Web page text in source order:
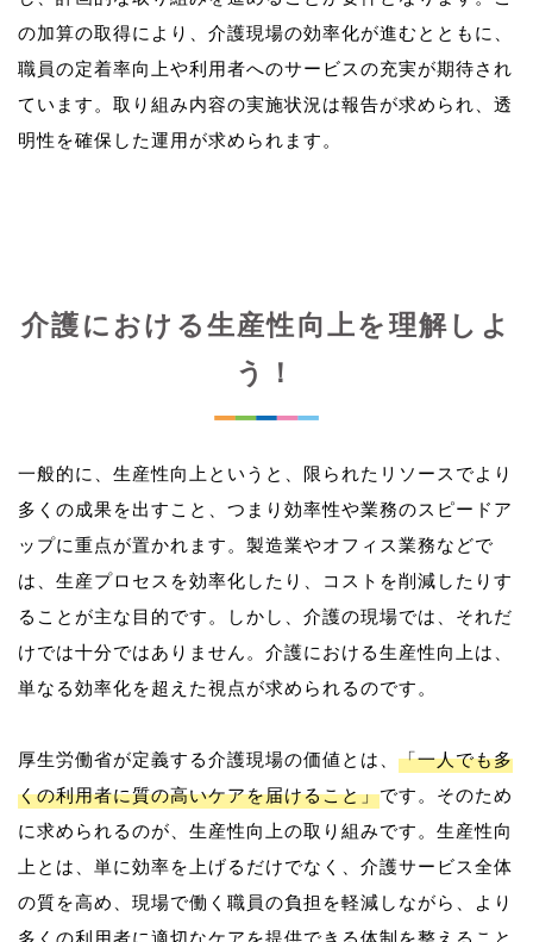
の加算の取得により、介護現場の効率化が進むとともに、
職員の定着率向上や利用者へのサービスの充実が期待され
ています。取り組み内容の実施状況は報告が求められ、透
介護における生産性向上を理解しよ
う！
一般的に、生産性向上というと、限られたリソースでより
多くの成果を出すこと、つまり効率性や業務のスピードア
ップに重点が置かれます。製造業やオフィス業務などで
は、生産プロセスを効率化したり、コストを削減したりす
ることが主な目的です。しかし、介護の現場では、それだ
けでは十分ではありません。介護における生産性向上は、
単なる効率化を超えた視点が求められるのです。
厚生労働省が定義する介護現場の価値とは、 「一人でも多
くの利用者に質の高いケアを届けること」です。そのため
に求められるのが、生産性向上の取り組みです。生産性向
上とは、単に効率を上げるだけでなく、介護サービス全体
の質を高め、現場で働く職員の負担を軽減しながら、より
多くの利用者に適切なケアを提供できる体制を整えること